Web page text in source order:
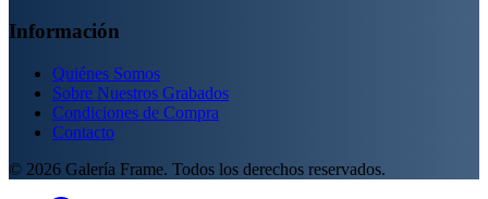
Información
Quiénes Somos
Sobre Nuestros Grabados
Condiciones de Compra
Contacto
© 2026 Galería Frame. Todos los derechos reservados.